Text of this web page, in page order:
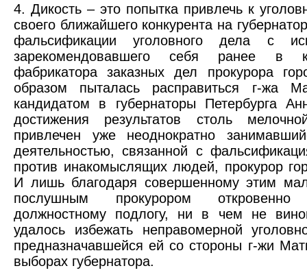
4. Дикость – это попытка привлечь к
своего ближайшего конкурента на
фальсификации уголовного дела с
зарекомендовавшего себя ранее в
фабрикатора заказных дел прокурора
образом пыталась расправиться г-жа
кандидатом в губернаторы Петербурга
достижения результатов столь
привлечен уже неоднократно
деятельностью, связанной с
против инакомыслящих людей, прокурор
И лишь благодаря совершенному этим
послушным прокурором откровенно
должностному подлогу, ни в чем не
удалось избежать неправомерной
предназначавшейся ей со стороны г-жи
выборах губернатора.